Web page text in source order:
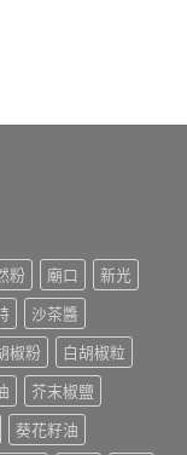
粉 廟口
新光
沙茶醬
椒粉
白胡椒粒
芥末椒鹽
葵花籽油